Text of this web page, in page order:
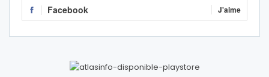
Facebook J'aime